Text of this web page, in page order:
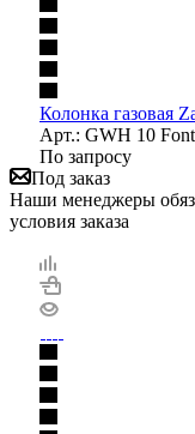
Колонка газовая
Арт.: GWH 10
По запросу
Под заказ
Наши менеджеры
условия заказа